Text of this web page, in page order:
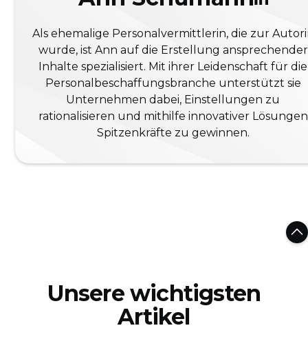
Als ehemalige Personalvermittlerin, die zur
wurde, ist Ann auf die Erstellung ansprechender
Inhalte spezialisiert. Mit ihrer Leidenschaft für die
Personalbeschaffungsbranche unterstützt sie
Unternehmen dabei, Einstellungen zu
rationalisieren und mithilfe innovativer Lösungen
Spitzenkräfte zu gewinnen.
Unsere wichtigsten
Artikel